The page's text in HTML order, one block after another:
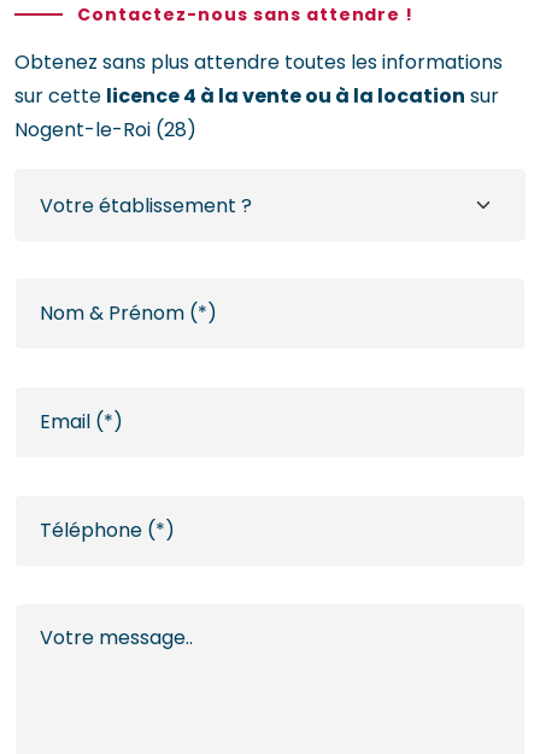
Contactez-nous sans attendre !
Obtenez sans plus attendre toutes les informations
sur cette licence 4 à la vente ou à la location sur
Nogent-le-Roi (28)